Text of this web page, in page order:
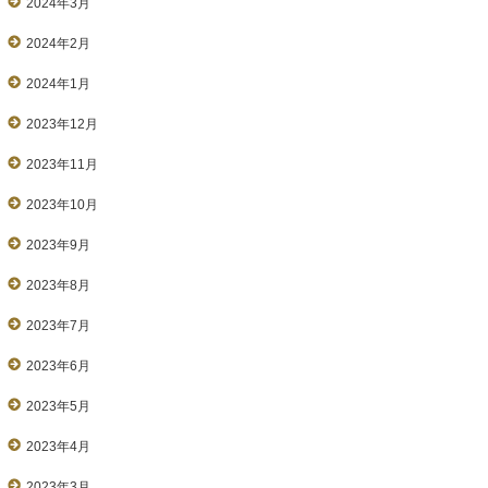
2024年3月
2024年2月
2024年1月
2023年12月
2023年11月
2023年10月
2023年9月
2023年8月
2023年7月
2023年6月
2023年5月
2023年4月